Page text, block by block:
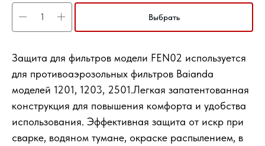
Выбрать
Защита для фильтров модели FEN02 используется
для противоаэрозольных фильтров Baianda
моделей 1201, 1203, 2501.Легкая запатентованная
конструкция для повышения комфорта и удобства
использования. Эффективная защита от искр при
сварке, водяном тумане, окраске распылением, в